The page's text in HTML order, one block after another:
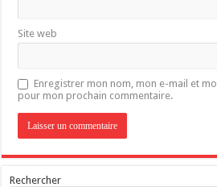
Site web
Enregistrer mon nom, mon e-mail et
pour mon prochain commentaire.
Rechercher